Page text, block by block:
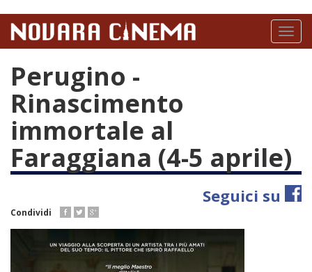
contenuto
Toggle
Perugino -
Rinascimento
immortale al
Faraggiana (4-5 aprile)
Seguici su
Condividi